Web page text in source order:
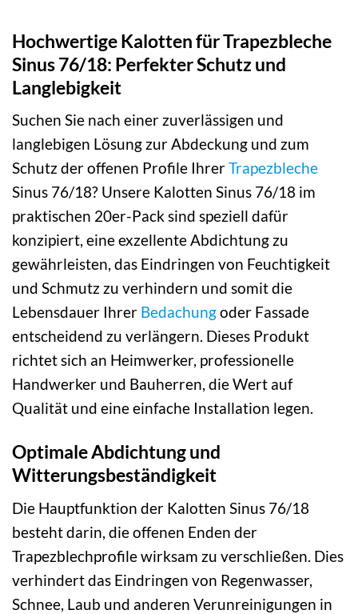
Hochwertige Kalotten für Trapezbleche
Sinus 76/18: Perfekter Schutz und
Langlebigkeit
Suchen Sie nach einer zuverlässigen und
langlebigen Lösung zur Abdeckung und zum
Schutz der offenen Profile IhrerTrapezbleche
Sinus 76/18? Unsere Kalotten Sinus 76/18 im
praktischen 20er-Pack sind speziell dafür
konzipiert, eine exzellente Abdichtung zu
gewährleisten, das Eindringen von Feuchtigkeit
und Schmutz zu verhindern und somit die
Lebensdauer Ihrer Bedachungoder Fassade
entscheidend zu verlängern. Dieses Produkt
richtet sich an Heimwerker, professionelle
Handwerker und Bauherren, die Wert auf
Qualität und eine einfache Installation legen.
Optimale Abdichtung und
Witterungsbeständigkeit
Die Hauptfunktion der Kalotten Sinus 76/18
besteht darin, die offenen Enden der
Trapezblechprofile wirksam zu verschließen. Dies
verhindert das Eindringen von Regenwasser,
Schnee, Laub und anderen Verunreinigungen in